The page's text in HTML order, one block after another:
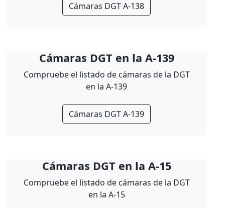
Cámaras DGT A-138
Cámaras DGT en la A-139
Compruebe el listado de cámaras de la DGT
en la A-139
Cámaras DGT A-139
Cámaras DGT en la A-15
Compruebe el listado de cámaras de la DGT
en la A-15